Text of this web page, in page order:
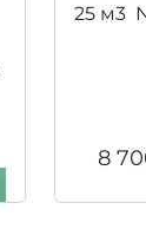
25 м3
8